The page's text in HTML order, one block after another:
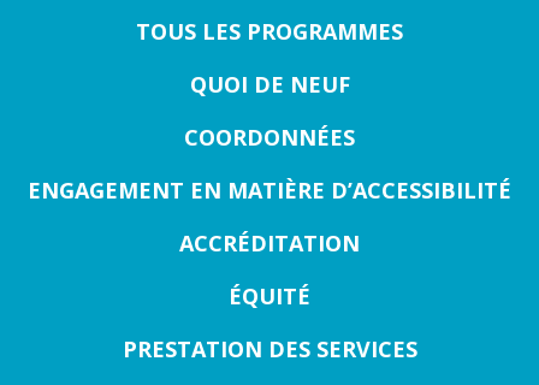
TOUS LES PROGRAMMES
QUOI DE NEUF
COORDONNÉES
ENGAGEMENT EN MATIÈRE D’ACCESSIBILITÉ
ACCRÉDITATION
ÉQUITÉ
PRESTATION DES SERVICES